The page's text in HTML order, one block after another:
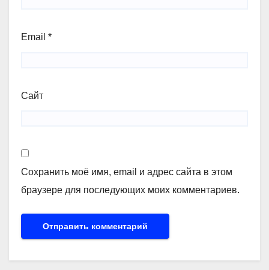
Email *
Сайт
Сохранить моё имя, email и адрес сайта в этом
браузере для последующих моих комментариев.